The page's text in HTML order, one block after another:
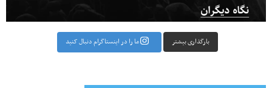
بارگذاری بیشتر ما را در اینستاگرام دنبال کنید